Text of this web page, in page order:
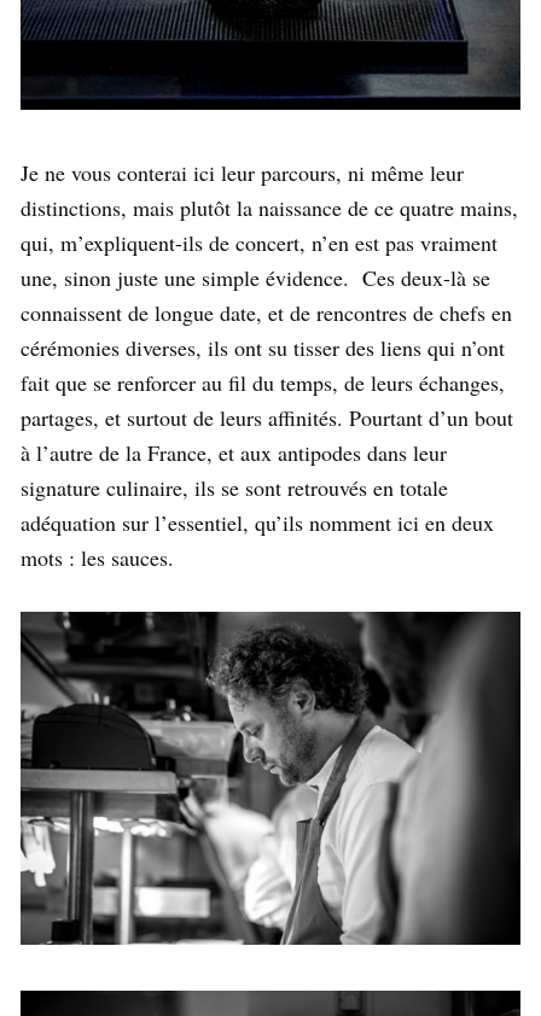
Je ne vous conterai ici leur parcours, ni même leur
distinctions, mais plutôt la naissance de ce quatre mains,
qui, m’expliquent-ils de concert, n’en est pas vraiment
une, sinon juste une simple évidence. Ces deux-là se
connaissent de longue date, et de rencontres de chefs en
cérémonies diverses, ils ont su tisser des liens qui n’ont
fait que se renforcer au fil du temps, de leurs échanges,
partages, et surtout de leurs affinités. Pourtant d’un bout
à l’autre de la France, et aux antipodes dans leur
signature culinaire, ils se sont retrouvés en totale
adéquation sur l’essentiel, qu’ils nomment ici en deux
mots : les sauces.